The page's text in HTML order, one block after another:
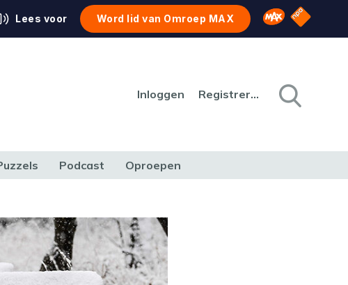
Lees voor Word lid van Omroep MAX Omroep MAX
NPO
Inloggen Registreren
Podcast Oproepen